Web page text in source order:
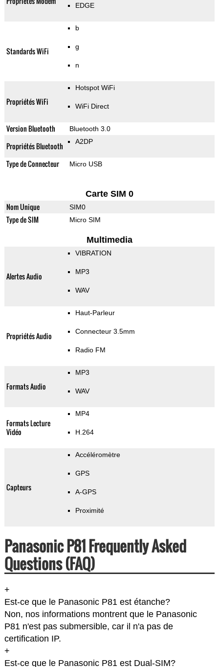
EDGE
Standards WiFi
b
g
n
Propriétés WiFi
Hotspot WiFi
WiFi Direct
Version Bluetooth Bluetooth 3.0
Propriétés Bluetooth A2DP
Type de Connecteur Micro USB
Carte SIM 0
Nom Unique SIM0
Type de SIM Micro SIM
Multimedia
Alertes Audio
VIBRATION
MP3
WAV
Propriétés Audio
Haut-Parleur
Connecteur 3.5mm
Radio FM
Formats Audio
MP3
WAV
Formats Lecture
Vidéo
MP4
H.264
Capteurs
Accéléromètre
GPS
A-GPS
Proximité
Panasonic P81 Frequently Asked
Questions (FAQ)
+
Est-ce que le Panasonic P81 est étanche?
Non, nos informations montrent que le Panasonic
P81 n'est pas submersible, car il n'a pas de
certification IP.
+
Est-ce que le Panasonic P81 est Dual-SIM?